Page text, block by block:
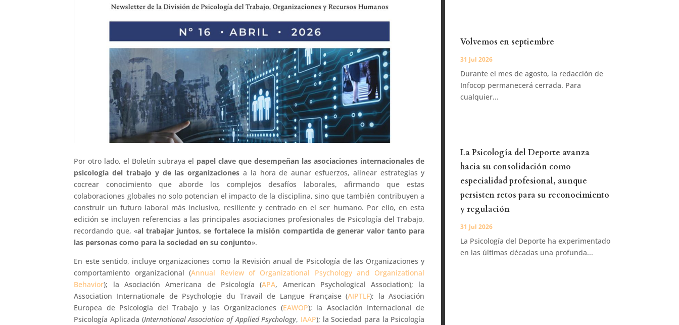
Por otro lado, el Boletín subraya el papel clave que desempeñan las asociaciones internacionales de
psicología del trabajo y de las organizacionesa la hora de aunar esfuerzos, alinear estrategias y
cocrear conocimiento que aborde los complejos desafíos laborales, afirmando que estas
colaboraciones globales no solo potencian el impacto de la disciplina, sino que también contribuyen a
construir un futuro laboral más inclusivo, resiliente y centrado en el ser humano. Por ello, en esta
edición se incluyen referencias a las principales asociaciones profesionales de Psicología del Trabajo,
recordando que, «al trabajar juntos, se fortalece la misión compartida de generar valor tanto para
las personas como para la sociedad en su conjunto».
En este sentido, incluye organizaciones como la Revisión anual de Psicología de las Organizaciones y
comportamiento organizacional (Annual Review of Organizational Psychology and Organizational
Behavior); la Asociación Americana de Psicología (APA, American Psychological Association); la
Association Internationale de Psychologie du Travail de Langue Française (AIPTLF); la Asociación
Europea de Psicología del Trabajo y las Organizaciones (EAWOP); la Asociación Internacional de
Psicología Aplicada (International Association of Applied Psychology, IAAP); la Sociedad para la Psicología
Volvemos en septiembre
31 Jul 2026
Durante el mes de agosto, la redacción de
Infocop permanecerá cerrada. Para
cualquier...
La Psicología del Deporte avanza
hacia su consolidación como
especialidad profesional, aunque
persisten retos para su reconocimiento
y regulación
31 Jul 2026
La Psicología del Deporte ha experimentado
en las últimas décadas una profunda...